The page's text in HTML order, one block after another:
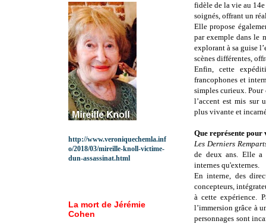
fidèle de la vie au
soignés, offrant un
Elle propose
par exemple dans le
explorant à sa guise
scènes différentes,
Enfin, cette
francophones et
simples curieux.
l’accent est mis sur
plus vivante et
Que représente pour
Les Derniers
de deux ans. Elle a
internes qu'externes.
En interne, des
concepteurs,
à cette expérience.
l’immersion grâce à
personnages sont
http://www.veroniquechemla.inf
o/2018/03/mireille-knoll-victime-
dun-assassinat.html
La mort de Jérémie
Cohen